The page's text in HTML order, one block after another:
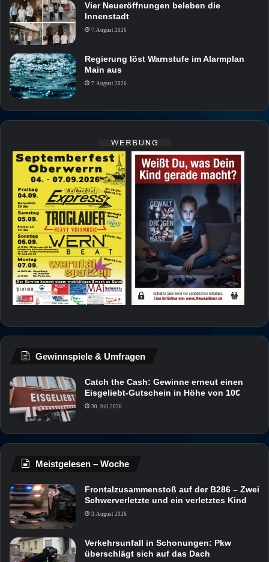
Vier Neueröffnungen beleben die
Innenstadt
7. August 2026
Regierung löst Warnstufe im Alarmplan
Main aus
7. August 2026
Gewinnspiele & Umfragen
Catch the Cash: Gewinne erneut einen
Eisgeliebt-Gutschein in Höhe von 10€
30. Juli 2026
Meistgelesen – Woche
Frontalzusammenstoß auf der B286 – Zwei
Schwerverletzte und ein verletztes Kind
3. August 2026
Verkehrsunfall in Schonungen: Pkw
überschlägt sich auf das Dach